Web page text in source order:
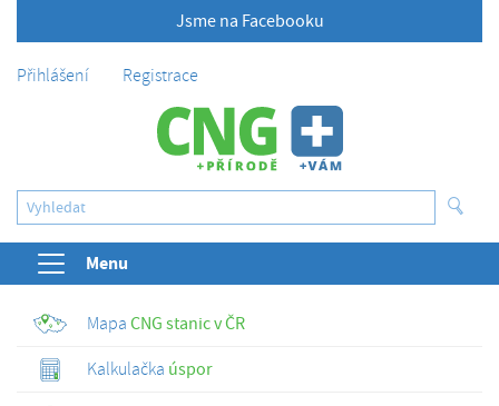
Jsme na Facebooku
Přihlášení Registrace
Menu
Mapa CNG stanic v ČR
Kalkulačka úspor